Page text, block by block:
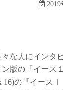
2019
な人にインタ
版の『イース
16)の『イース